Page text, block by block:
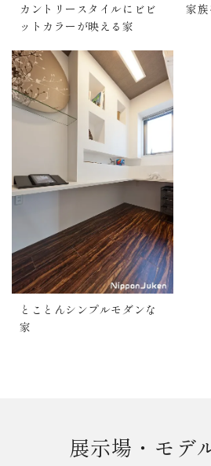
カントリースタイルにビビ
ットカラーが映える家
家
とことんシンプルモダンな
家
展示場・モデ